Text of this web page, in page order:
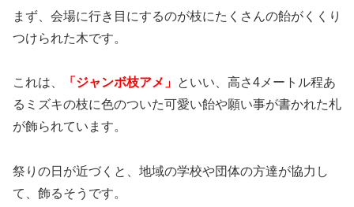
まず、会場に行き目にするのが枝にたくさんの飴がくくり
つけられた木です。
これは、 「ジャンボ枝アメ」 といい、高さ4メートル程あ
るミズキの枝に色のついた可愛い飴や願い事が書かれた札
が飾られています。
祭りの日が近づくと、地域の学校や団体の方達が協力し
て、飾るそうです。